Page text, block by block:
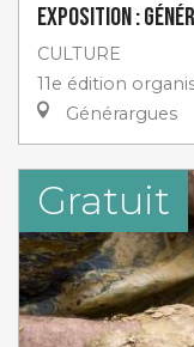
Exposition :
CULTURE
11e édition
Générargues
Gratuit